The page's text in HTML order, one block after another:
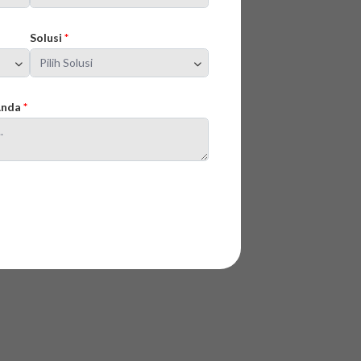
Solusi*
*